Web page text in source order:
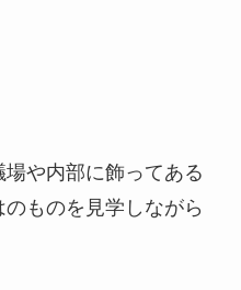
や内部に飾ってある
ものを見学しながら